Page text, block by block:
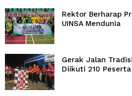
Rektor Berharap
UINSA Mendunia
Gerak Jalan
Diikuti 210 Peserta